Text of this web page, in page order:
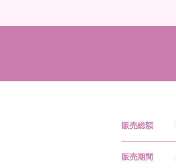
販売総額
販売期間